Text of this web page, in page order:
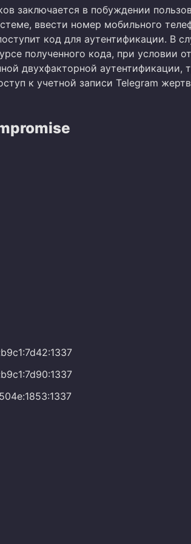
заключается в побуждении
ввести номер мобильного
код для аутентификации. В
полученного кода, при условии
двухфакторной аутентификации,
к учетной записи Telegram